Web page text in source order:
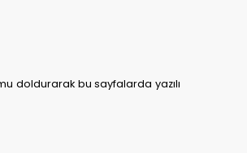
doldurarak bu sayfalarda yazılı